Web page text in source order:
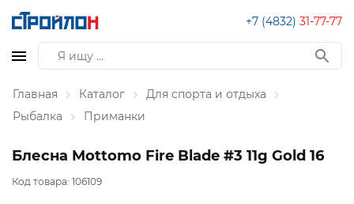
+7 (4832) 31-77-77
Главная Каталог
Для спорта и отдыха
Рыбалка
Приманки
Блесна Mottomo Fire Blade #3 11g Gold 16
Код товара: 106109